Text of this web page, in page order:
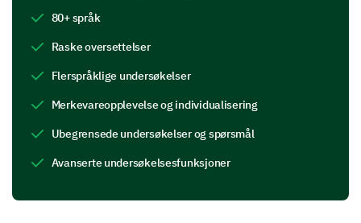
Hvilke betydelige problemer opplevde du
under din interaksjon med vår kundeservice?
Lang ventetid
80+ språk
Raske oversettelser
Flerspråklige undersøkelser
Merkevareopplevelse og individualisering
Ubegrensede undersøkelser og spørsmål
Avanserte undersøkelsesfunksjoner